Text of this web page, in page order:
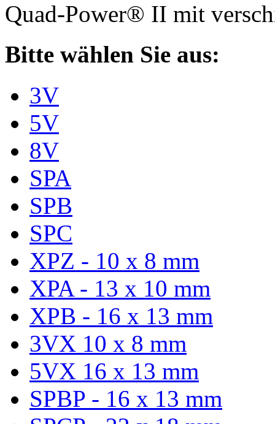
Quad-Power® II mit
Bitte wählen Sie aus:
3V
5V
8V
SPA
SPB
SPC
XPZ - 10 x 8 mm
XPA - 13 x 10 mm
XPB - 16 x 13 mm
3VX 10 x 8 mm
5VX 16 x 13 mm
SPBP - 16 x 13 mm